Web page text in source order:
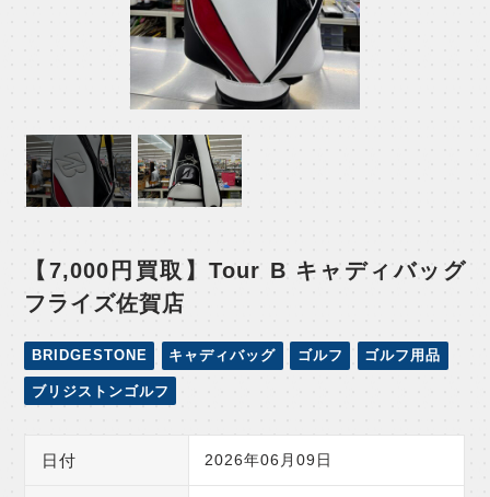
【7,000円買取】Tour B キャディバッグ
フライズ佐賀店
BRIDGESTONE キャディバッグ ゴルフ ゴルフ用品
ブリジストンゴルフ
日付 2026年06月09日